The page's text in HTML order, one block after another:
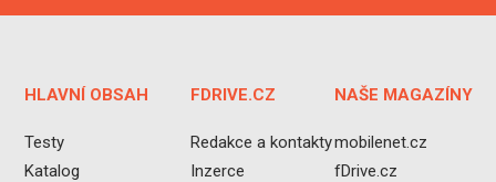
HLAVNÍ OBSAH
Testy
Katalog
FDRIVE.CZ
Redakce a kontakty
Inzerce
NAŠE MAGAZÍNY
mobilenet.cz
fDrive.cz